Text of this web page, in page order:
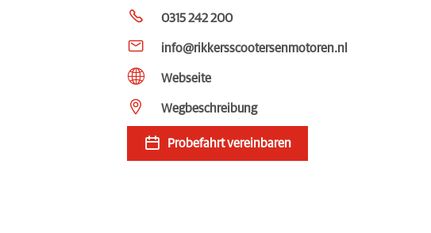
0315 242 200
info@rikkersscootersenmotoren.nl
Webseite
Wegbeschreibung
Probefahrt vereinbaren